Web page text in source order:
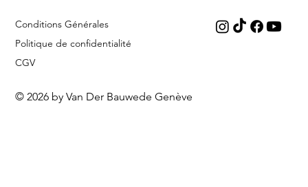
Conditions Générales
Politique de confidentialité
CGV
© 2026 by Van Der Bauwede Genève